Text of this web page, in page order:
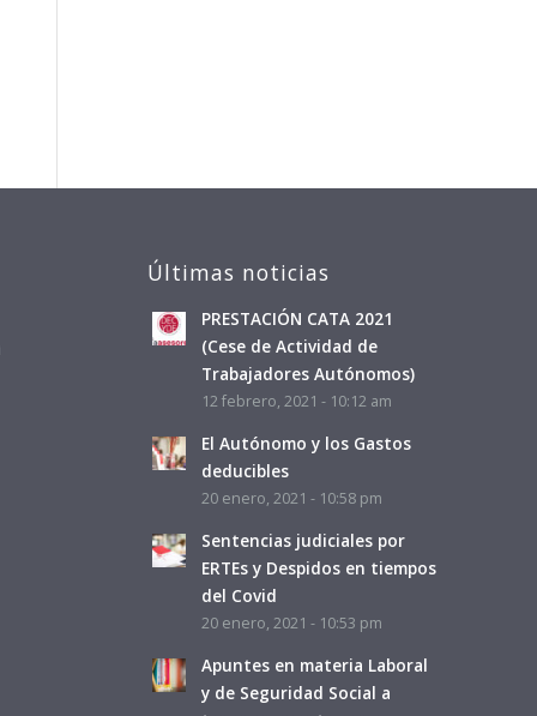
Últimas noticias
PRESTACIÓN CATA 2021
(Cese de Actividad de
Trabajadores Autónomos)
12 febrero, 2021 - 10:12 am
El Autónomo y los Gastos
deducibles
20 enero, 2021 - 10:58 pm
Sentencias judiciales por
ERTEs y Despidos en tiempos
del Covid
20 enero, 2021 - 10:53 pm
Apuntes en materia Laboral
y de Seguridad Social a